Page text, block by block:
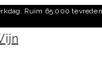
Ruim 65.000